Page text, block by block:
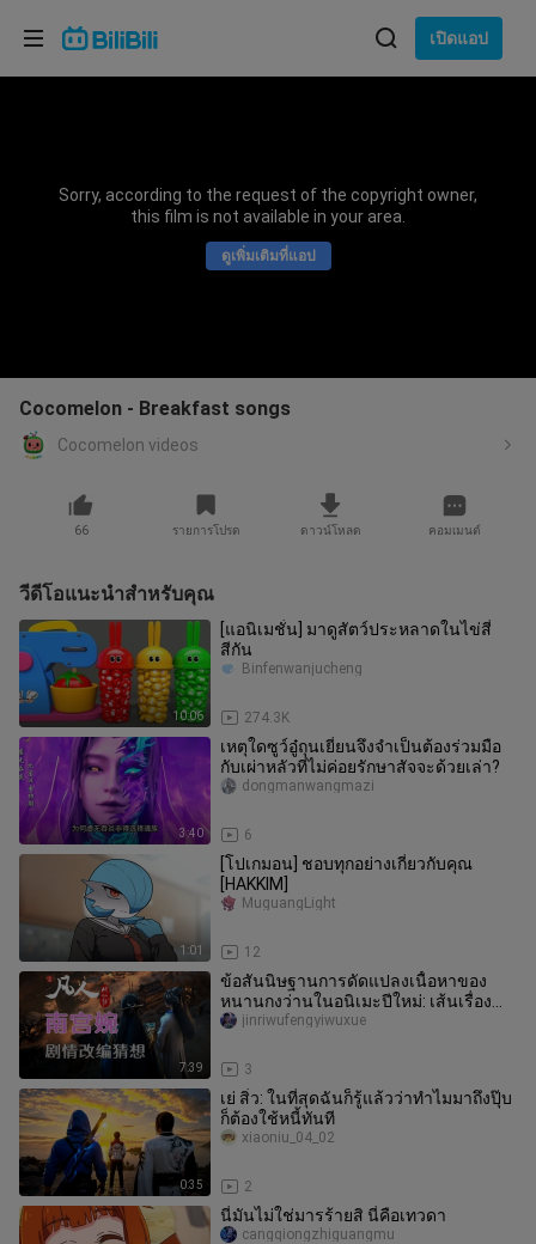
เปิดแอป
Sorry, according to the request of the copyright owner,
this film is not available in your area.
ดูเพิ่มเติมที่แอป
Cocomelon - Breakfast songs
Cocomelon videos
66 รายการโปรด ดาวน์โหลด คอมเมนต์
วีดีโอแนะนำสำหรับคุณ
10:06
[แอนิเมชั่น] มาดูสัตว์ประหลาดในไข่สี่
สีกัน
274.3K
Binfenwanjucheng
3:40
เหตุใดซูว์อู๋ถุนเยี่ยนจึงจำเป็นต้องร่วมมือ
กับเผ่าหลัวที่ไม่ค่อยรักษาสัจจะด้วยเล่า?
6
dongmanwangmazi
1:01
[โปเกมอน] ชอบทุกอย่างเกี่ยวกับคุณ
[HAKKIM]
12
MuguangLight
7:39
ข้อสันนิษฐานการดัดแปลงเนื้อหาของ
หนานกงว่านในอนิเมะปีใหม่: เส้นเรื่อง
หลังศึกมู่หลัน | นิยายจอมยุทธ์ผู
3
jinriwufengyiwuxue
0:35
เย่ สิ่ว: ในที่สุดฉันก็รู้แล้วว่าทำไมมาถึงปุ๊บ
ก็ต้องใช้หนี้ทันที
2
xiaoniu_04_02
นี่มันไม่ใช่มารร้ายสิ นี่คือเทวดา
cangqiongzhiguangmu
เลือกภาษา